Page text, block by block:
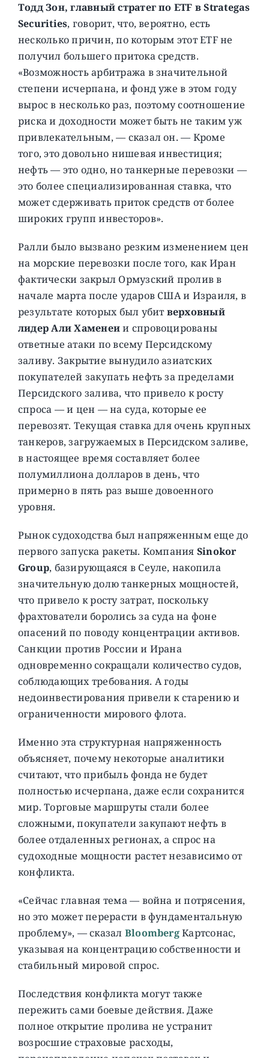
Тодд Зон, главный стратег по ETF в Strategas
Securities, говорит, что, вероятно, есть
несколько причин, по которым этот ETF не
получил большего притока средств.
«Возможность арбитража в значительной
степени исчерпана, и фонд уже в этом году
вырос в несколько раз, поэтому соотношение
риска и доходности может быть не таким уж
привлекательным, — сказал он. — Кроме
того, это довольно нишевая инвестиция;
нефть — это одно, но танкерные перевозки —
это более специализированная ставка, что
может сдерживать приток средств от более
широких групп инвесторов».
Ралли было вызвано резким изменением цен
на морские перевозки после того, как Иран
фактически закрыл Ормузский пролив в
начале марта после ударов США и Израиля, в
результате которых был убит верховный
лидер Али Хаменеии спровоцированы
ответные атаки по всему Персидскому
заливу. Закрытие вынудило азиатских
покупателей закупать нефть за пределами
Персидского залива, что привело к росту
спроса — и цен — на суда, которые ее
перевозят. Текущая ставка для очень крупных
танкеров, загружаемых в Персидском заливе,
в настоящее время составляет более
полумиллиона долларов в день, что
примерно в пять раз выше довоенного
уровня.
Рынок судоходства был напряженным еще до
первого запуска ракеты. Компания Sinokor
Group, базирующаяся в Сеуле, накопила
значительную долю танкерных мощностей,
что привело к росту затрат, поскольку
фрахтователи боролись за суда на фоне
опасений по поводу концентрации активов.
Санкции против России и Ирана
одновременно сокращали количество судов,
соблюдающих требования. А годы
недоинвестирования привели к старению и
ограниченности мирового флота.
Именно эта структурная напряженность
объясняет, почему некоторые аналитики
считают, что прибыль фонда не будет
полностью исчерпана, даже если сохранится
мир. Торговые маршруты стали более
сложными, покупатели закупают нефть в
более отдаленных регионах, а спрос на
судоходные мощности растет независимо от
конфликта.
«Сейчас главная тема — война и потрясения,
но это может перерасти в фундаментальную
проблему», — сказал BloombergКартсонас,
указывая на концентрацию собственности и
стабильный мировой спрос.
Последствия конфликта могут также
пережить сами боевые действия. Даже
полное открытие пролива не устранит
возросшие страховые расходы,